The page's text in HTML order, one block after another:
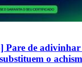
Pare de
o